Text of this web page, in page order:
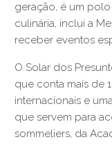
geração, é um
culinária, inclui a
receber eventos
O Solar dos
que conta mais de
internacionais e
que servem para
sommeliers, da